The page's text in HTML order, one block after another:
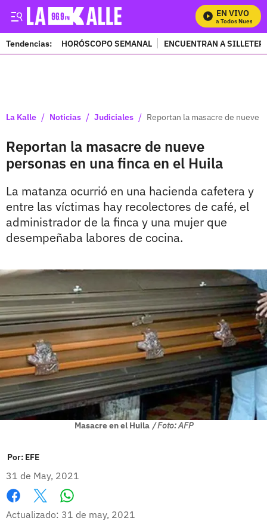
EN VIVO
Mira Todos Nuestros
Tendencias: HORÓSCOPO SEMANAL ENCUENTRAN A
La Kalle / Noticias / Judiciales / Reportan la masacre de nueve
Reportan la masacre de nueve
personas en una finca en el Huila
La matanza ocurrió en una hacienda cafetera y
entre las víctimas hay recolectores de café, el
administrador de la finca y una mujer que
desempeñaba labores de cocina.
Masacre en el Huila / Foto: AFP
Por: EFE
31 de May, 2021
Facebook
X
Actualizado: 31 de may, 2021